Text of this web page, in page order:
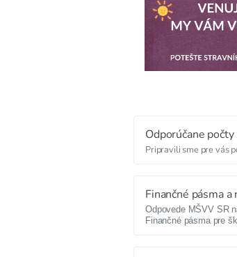
Odporúčane
Pripravili sme pre vás
Finančné pásma
Odpovede MŠVV SR
Finančné pásma pre